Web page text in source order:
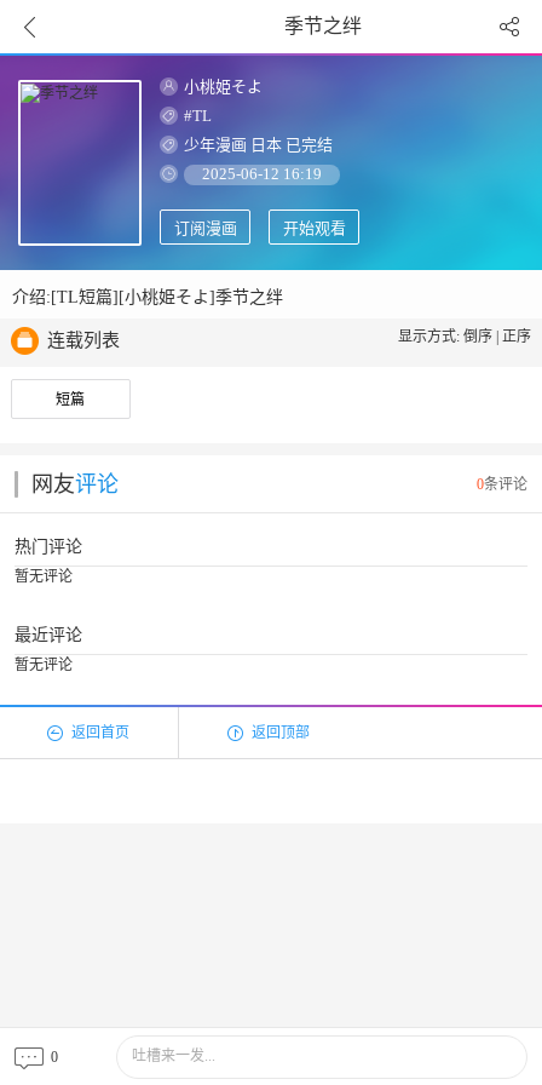
季节之绊
小桃姫そよ
#TL
少年漫画 日本 已完结
2025-06-12 16:19
订阅漫画 开始观看
介绍:[TL短篇][小桃姫そよ]季节之绊
连载列表 显示方式: 倒序 |正序
短篇
0条评论
网友评论
热门评论
暂无评论
最近评论
暂无评论
0 吐槽来一发...
返回首页 返回顶部